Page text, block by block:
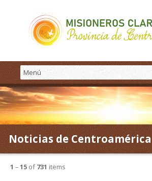
Noticias de Centroamérica
1 –15 of731 items